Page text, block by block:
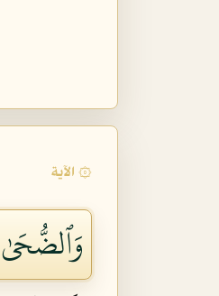
۞ الآية
وَٱلضُّحَىٰ